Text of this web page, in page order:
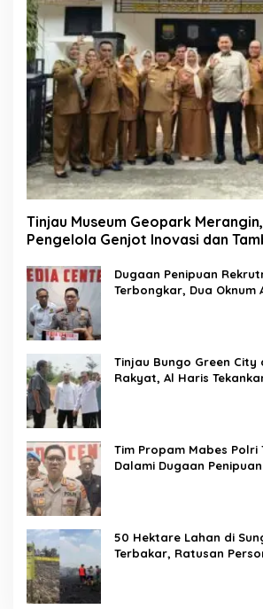
Tinjau Museum Geopark
Pengelola Genjot Inovasi dan
Dugaan Penipuan
Terbongkar, Dua Oknum
Tinjau Bungo Green City
Rakyat, Al Haris
Tim Propam Mabes Polri
Dalami Dugaan
50 Hektare Lahan di
Terbakar, Ratusan